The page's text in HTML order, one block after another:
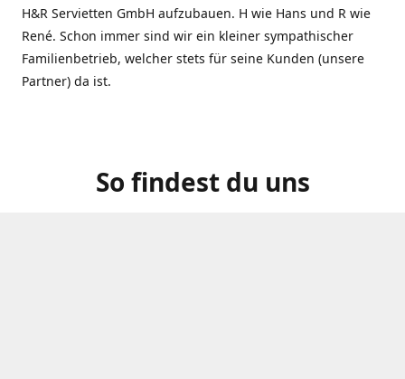
H&R Servietten GmbH aufzubauen. H wie Hans und R wie
René. Schon immer sind wir ein kleiner sympathischer
Familienbetrieb, welcher stets für seine Kunden (unsere
Partner) da ist.
So findest du uns